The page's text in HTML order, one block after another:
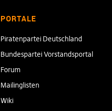
PORTALE
Piratenpartei Deutschland
Bundespartei Vorstandsportal
Forum
Mailinglisten
Wiki